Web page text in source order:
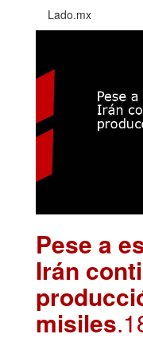
Lado.mx
Pese a
Irán
misiles